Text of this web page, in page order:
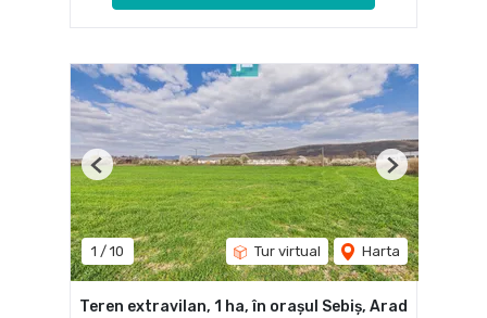
1 / 10 Tur virtual Harta
Previous Next
Teren extravilan, 1 ha, în orașul Sebiș, Arad